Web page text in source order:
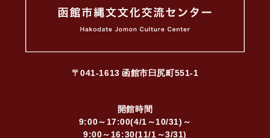
〒041-1613 函館市臼尻町551-1
開館時間
9:00～17:00(4/1～10/31)～
9:00～16:30(11/1～3/31)